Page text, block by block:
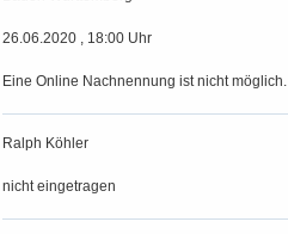
26.06.2020 , 18:00 Uhr
Eine Online Nachnennung ist nicht möglich.
Ralph Köhler
nicht eingetragen